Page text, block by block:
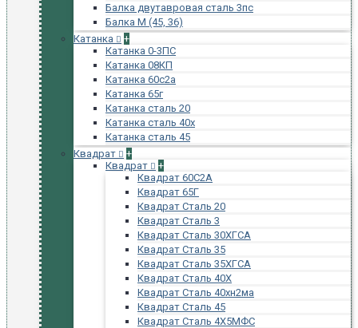
Балка двутавровая сталь 3пс
Балка М (45, 36)
Катанка
+
Катанка 0-3ПС
Катанка 08КП
Катанка 60с2а
Катанка 65г
Катанка сталь 20
Катанка сталь 40х
Катанка сталь 45
Квадрат
+
Квадрат
+
Квадрат 60С2А
Квадрат 65Г
Квадрат Сталь 20
Квадрат Сталь 3
Квадрат Сталь 30ХГСА
Квадрат Сталь 35
Квадрат Сталь 35ХГСА
Квадрат Сталь 40Х
Квадрат Сталь 40хн2ма
Квадрат Сталь 45
Квадрат Сталь 4Х5МФС